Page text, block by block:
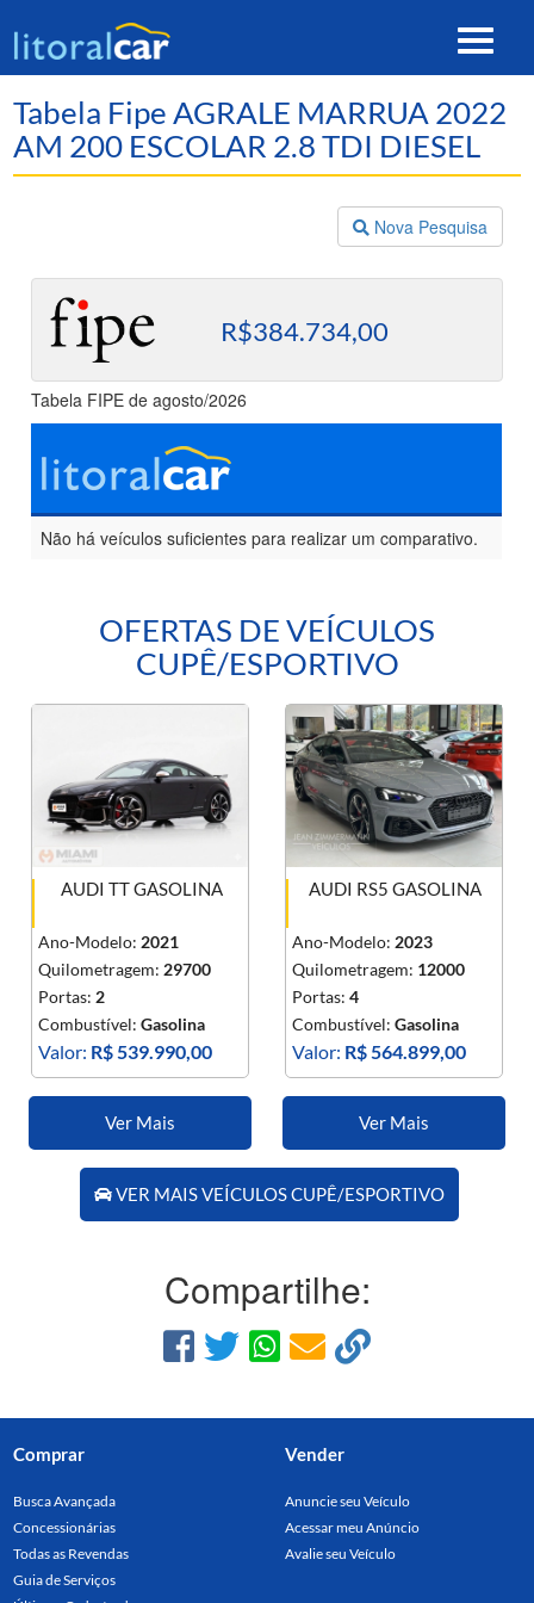
Toggle
Tabela Fipe AGRALE MARRUA 2022
AM 200 ESCOLAR 2.8 TDI DIESEL
Nova Pesquisa
R$384.734,00
Tabela FIPE de agosto/2026
Não há veículos suficientes para realizar um comparativo.
OFERTAS DE VEÍCULOS
CUPÊ/ESPORTIVO
AUDI TT GASOLINA
Ano-Modelo: 2021
Quilometragem: 29700
Portas: 2
Combustível:Gasolina
Valor: R$ 539.990,00
Ver Mais
AUDI RS5 GASOLINA
Ano-Modelo: 2023
Quilometragem: 12000
Portas:4
Combustível:Gasolina
Valor: R$ 564.899,00
Ver Mais
VER MAIS VEÍCULOS CUPÊ/ESPORTIVO
Compartilhe:
Comprar
Busca Avançada
Concessionárias
Todas as Revendas
Guia de Serviços
Vender
Anuncie seu Veículo
Acessar meu Anúncio
Avalie seu Veículo